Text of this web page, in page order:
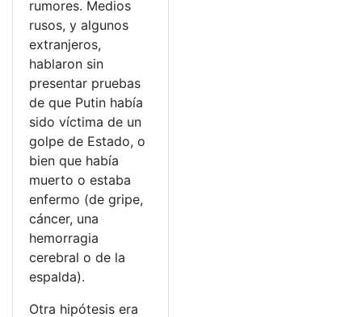
rumores. Medios
rusos, y algunos
extranjeros,
hablaron sin
presentar pruebas
de que Putin había
sido víctima de un
golpe de Estado, o
bien que había
muerto o estaba
enfermo (de gripe,
cáncer, una
hemorragia
cerebral o de la
espalda).
Otra hipótesis era